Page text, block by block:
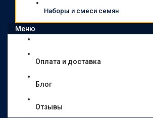
Наборы и смеси семян
Меню
Оплата и доставка
Блог
Отзывы